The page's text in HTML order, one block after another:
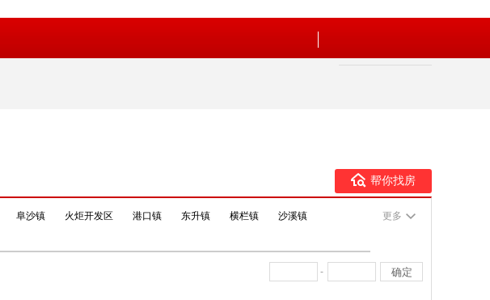
帮你找房
阜沙镇 火炬开发区 港口镇 东升镇 横栏镇
沙溪镇
更多
-